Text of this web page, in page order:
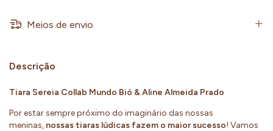
Meios de envio
Descrição
Tiara Sereia Collab Mundo Bió & Aline Almeida Prado
Por estar sempre próximo do imaginário das nossas
meninas, nossas tiaras lúdicas fazem o maior sucesso! Vamos